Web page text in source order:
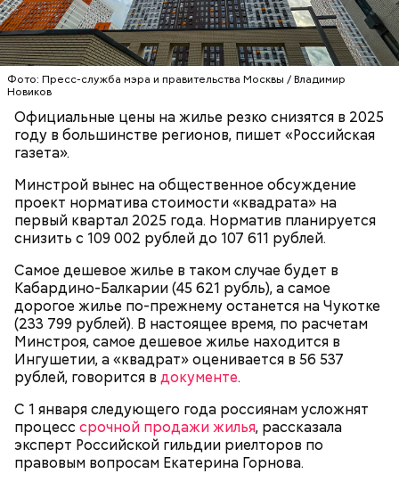
Фото: Пресс-служба мэра и правительства Москвы / Владимир
Новиков
Официальные цены на жилье резко снизятся в 2025
году в большинстве регионов, пишет «Российская
газета».
Минстрой вынес на общественное обсуждение
проект норматива стоимости «квадрата» на
первый квартал 2025 года. Норматив планируется
снизить с 109 002 рублей до 107 611 рублей.
Самое дешевое жилье в таком случае будет в
Кабардино-Балкарии (45 621 рубль), а самое
дорогое жилье по-прежнему останется на Чукотке
(233 799 рублей). В настоящее время, по расчетам
Минстроя, самое дешевое жилье находится в
Ингушетии, а «квадрат» оценивается в 56 537
рублей, говорится в документе.
С 1 января следующего года россиянам усложнят
процесс срочной продажи жилья, рассказала
эксперт Российской гильдии риелторов по
правовым вопросам Екатерина Горнова.
Спагетти из кабачков
представлен фруктозой. С одной стороны — это
хорошо, потому что дает энергию. Но важно
помнить, что сладкими дынями не нужно сильно
увлекаться, так же как и арбузами, людям с
продукты и напитки, которые
выводят токсины из организма
Ранние плоды, по словам врача, лучше не есть:
рака: чем полезен кресс-салат